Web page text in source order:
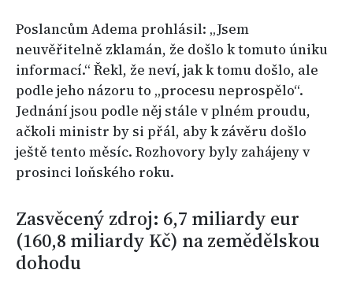
Poslancům Adema prohlásil: „Jsem
neuvěřitelně zklamán, že došlo k tomuto úniku
informací.“ Řekl, že neví, jak k tomu došlo, ale
podle jeho názoru to „procesu neprospělo“.
Jednání jsou podle něj stále v plném proudu,
ačkoli ministr by si přál, aby k závěru došlo
ještě tento měsíc. Rozhovory byly zahájeny v
prosinci loňského roku.
Zasvěcený zdroj: 6,7 miliardy eur
(160,8 miliardy Kč) na zemědělskou
dohodu